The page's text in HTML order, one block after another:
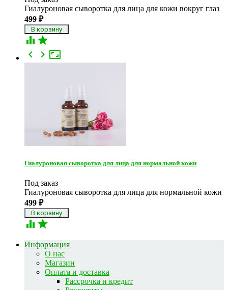
Гиалуроновая сыворотка для лица для кожи вокруг глаз
499 ₽
 

 
Гиалуроновая сыворотка для лица для нормальной кожи
Под заказ
Гиалуроновая сыворотка для лица для нормальной кожи
499 ₽
 
Информация
О нас
Магазин
Оплата и доставка
Рассрочка и кредит